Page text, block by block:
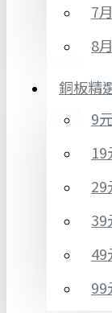
7
8
銅板精
9
19
29
39
49
99